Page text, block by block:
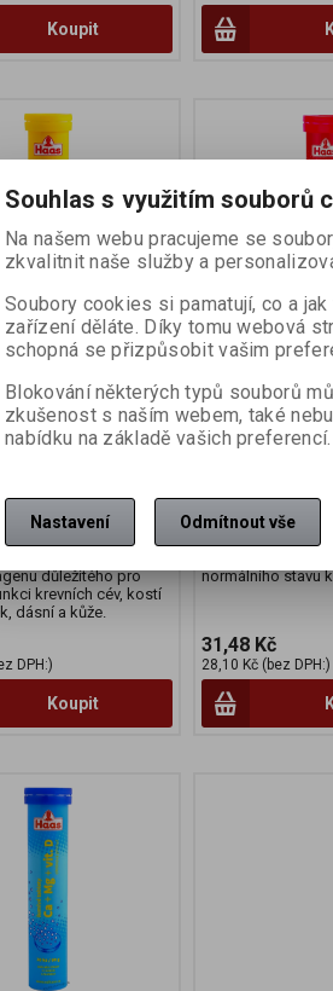
Koupit
tablety s vit.
číslo:220960
12 ks
k normální funkci
k ochraně
stresem a
únavy a vyčerpání.
přispívá k normální
důležitého pro
krevních cév, kostí
dásní a kůže.
DPH:)
Koupit
HAAS Šumivé
Katalogové číslo:
Počet v balení:12 ks
pro děti od 3 let.
E, vitamínů řady B
pantothenové
normálního stavu
31,48 Kč
28,10 Kč (bez DPH:)
Souhlas s využitím souborů
Na našem webu pracujeme se
zkvalitnit naše služby a
Soubory cookies si pamatují, co a
zařízení děláte. Díky tomu webová
schopná se přizpůsobit vašim
Blokování některých typů souborů
zkušenost s naším webem, také
nabídku na základě vašich preferencí.
Nastavení Odmítnout vše